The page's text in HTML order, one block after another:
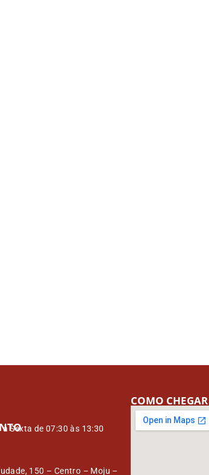
à Sexta de 07:30 às 13:30
150 – Centro – Moju –
COMO